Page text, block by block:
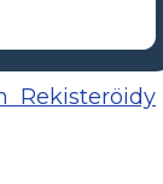
Rekisteröidy